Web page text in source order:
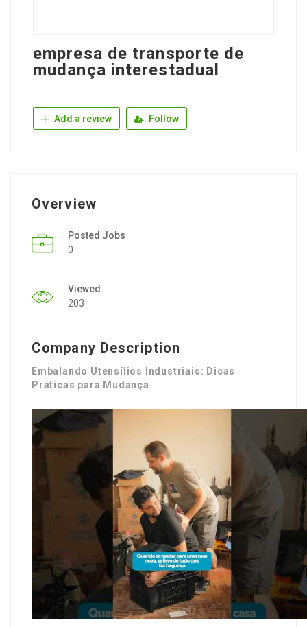
empresa de transporte de
mudança interestadual
Add a review Follow
Overview
Posted Jobs
0
Viewed
203
Company Description
Embalando Utensílios Industriais: Dicas
Práticas para Mudança